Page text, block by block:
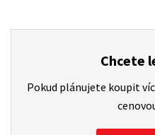
Chcete
Pokud plánujete koupit